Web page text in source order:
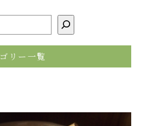
リー一覧